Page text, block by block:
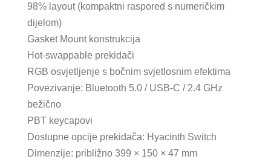
98% layout (kompaktni raspored s numeričkim
dijelom)
Gasket Mount konstrukcija
Hot-swappable prekidači
RGB osvjetljenje s bočnim svjetlosnim efektima
Povezivanje: Bluetooth 5.0 / USB-C / 2.4 GHz
bežično
PBT keycapovi
Dostupne opcije prekidača: Hyacinth Switch
Dimenzije: približno 399 × 150 × 47 mm